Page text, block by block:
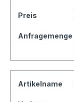
Preis
Anfragemenge
Artikelname